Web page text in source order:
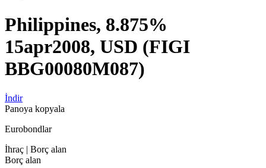
Philippines, 8.875%
15apr2008, USD (FIGI
BBG00080M087)
İndir
Panoya kopyala
Eurobondlar
İhraç | Borç alan
Borç alan